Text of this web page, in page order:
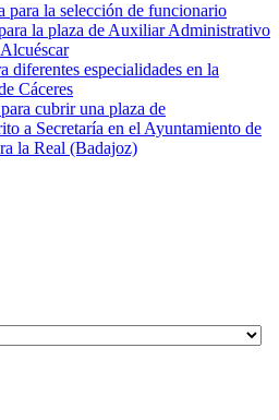
para la selección de funcionario
la plaza de Auxiliar Administrativo
diferentes especialidades en la
Cáceres
cubrir una plaza de
a Secretaría en el Ayuntamiento de
la Real (Badajoz)